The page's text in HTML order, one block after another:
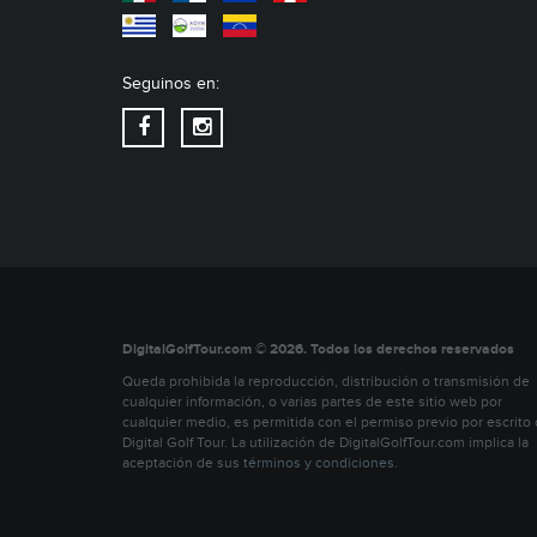
Seguinos en:
DigitalGolfTour.com © 2026. Todos los derechos reservados
Queda prohibida la reproducción, distribución o transmisión de
cualquier información, o varias partes de este sitio web por
cualquier medio, es permitida con el permiso previo por escrito
Digital Golf Tour. La utilización de DigitalGolfTour.com implica la
aceptación de sus términos y condiciones.